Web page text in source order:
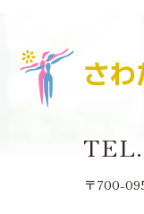
TEL.
〒700-